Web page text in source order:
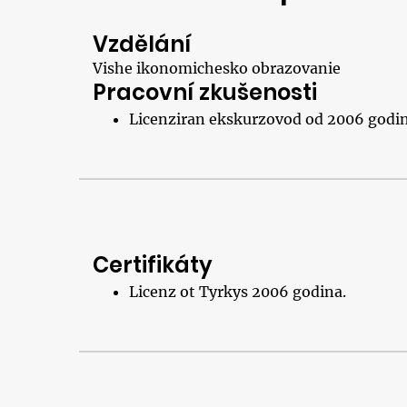
Vzdělání
Vishe ikonomichesko obrazovanie
Pracovní zkušenosti
Licenziran ekskurzovod od 2006
Certifikáty
Licenz ot Tyrkys 2006 godina.